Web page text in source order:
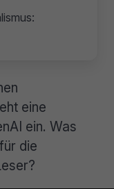
eine
ein. Was
die